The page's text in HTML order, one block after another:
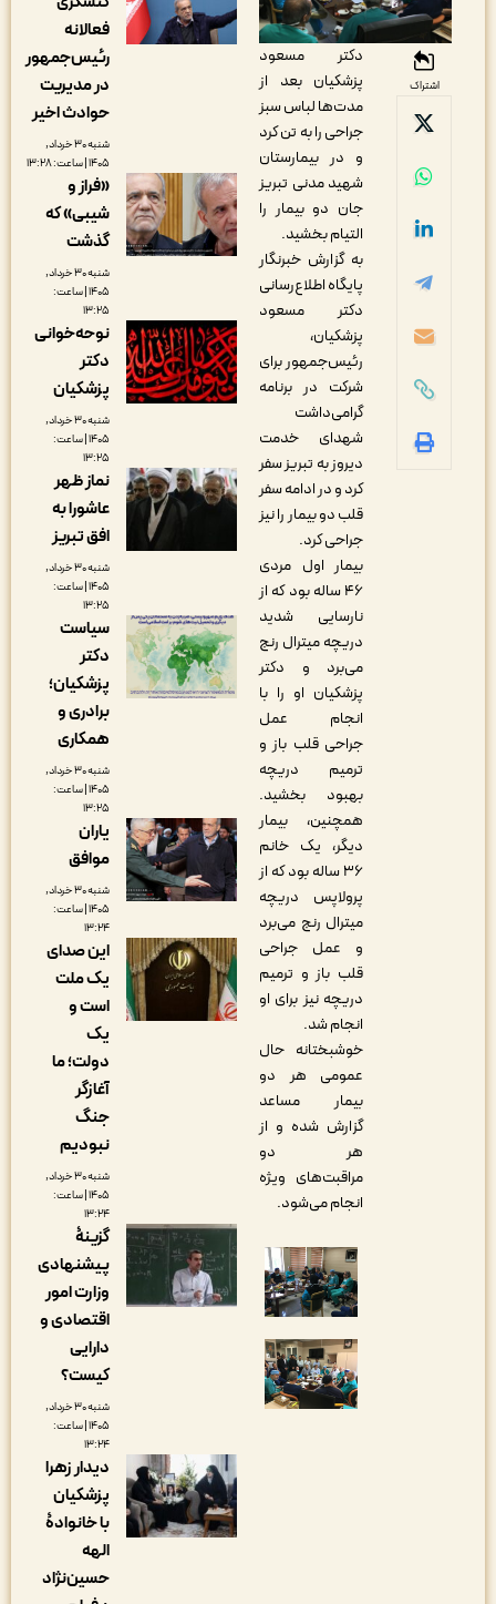
دکتر مسعود
پزشکیان بعد از
مدت‌ها لباس سبز
جراحی را به تن کرد
و در بیمارستان
شهید مدنی تبریز
جان دو بیمار را
التیام بخشید.
به گزارش خبرنگار
پایگاه اطلاع‌رسانی
دکتر مسعود
پزشکیان،
رئیس‌جمهور برای
شرکت در برنامه
گرامی‌داشت
شهدای خدمت
دیروز به تبریز سفر
کرد و در ادامه سفر
قلب دو بیمار را نیز
جراحی کرد.
بیمار اول مردی
۴۶ ساله بود که از
نارسایی شدید
دریچه میترال رنج
می‌برد و دکتر
پزشکیان او را با
انجام عمل
جراحی قلب باز و
ترمیم دریچه
بهبود بخشید.
همچنین، بیمار
دیگر، یک خانم
۳۶ ساله بود که از
پرولاپس دریچه
میترال رنج می‌برد
و عمل جراحی
قلب باز و ترمیم
دریچه نیز برای او
انجام شد.
خوشبختانه حال
عمومی هر دو
بیمار مساعد
گزارش شده و از
هر دو
مراقبت‌های ویژه
انجام می‌شود.
فعالانه
رئیس‌جمهور
در مدیریت
حوادث اخیر
شنبه ۳۰ خرداد,
«فراز و
شیبی» که
گذشت
شنبه ۳۰ خرداد,
۱۴۰۵ | ساعت:
نوحه‌خوانی
دکتر
پزشکیان
شنبه ۳۰ خرداد,
۱۴۰۵ | ساعت:
نماز ظهر
عاشورا به
افق تبریز
شنبه ۳۰ خرداد,
۱۴۰۵ | ساعت:
سیاست
دکتر
پزشکیان؛
برادری و
همکاری
شنبه ۳۰ خرداد,
۱۴۰۵ | ساعت:
یاران
موافق
شنبه ۳۰ خرداد,
۱۴۰۵ | ساعت:
این صدای
یک ملت
است و
دولت؛ ما
نبودیم
شنبه ۳۰ خرداد,
۱۴۰۵ | ساعت:
گزینۀ
پیشنهادی
وزارت امور
اقتصادی و
کیست؟
شنبه ۳۰ خرداد,
۱۴۰۵ | ساعت:
دیدار زهرا
پزشکیان
با خانوادۀ
حسین‌نژاد